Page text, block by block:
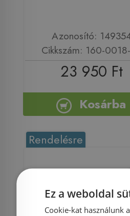
Azonosító:
Cikkszám: 160-
23 950 Ft
Kosárba
Rendelésre
Ez a weboldal
Cookie-kat használunk